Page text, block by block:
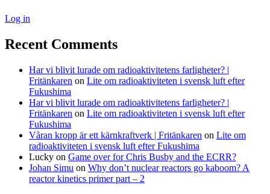
Log in
Recent Comments
Har vi blivit lurade om radioaktivitetens farligheter? |
Fritänkaren on Lite om radioaktiviteten i svensk luft efter
Fukushima
Har vi blivit lurade om radioaktivitetens farligheter? |
Fritänkaren on Lite om radioaktiviteten i svensk luft efter
Fukushima
Våran kropp är ett kärnkraftverk | Fritänkaren on Lite om
radioaktiviteten i svensk luft efter Fukushima
Lucky on Game over for Chris Busby and the ECRR?
Johan Simu on Why don’t nuclear reactors go kaboom? A
reactor kinetics primer part – 2